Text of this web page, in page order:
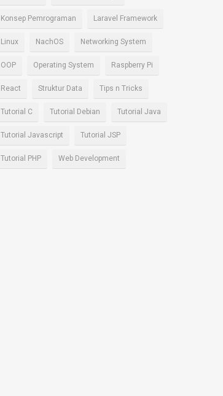
Konsep Pemrograman Laravel Framework
Linux NachOS Networking System
OOP Operating System Raspberry Pi
React Struktur Data Tips n Tricks
Tutorial C Tutorial Debian Tutorial Java
Tutorial Javascript Tutorial JSP
Tutorial PHP Web Development